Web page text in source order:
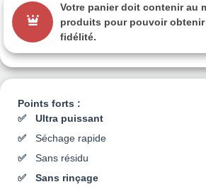
Points forts :
Ultra puissant
Séchage rapide
Sans résidu
Sans rinçage
Votre panier doit contenir au
produits pour pouvoir obtenir
fidélité.